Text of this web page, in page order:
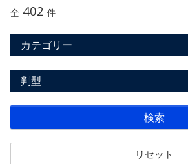
全 402 件
カテゴリー
判型
検索
リセット